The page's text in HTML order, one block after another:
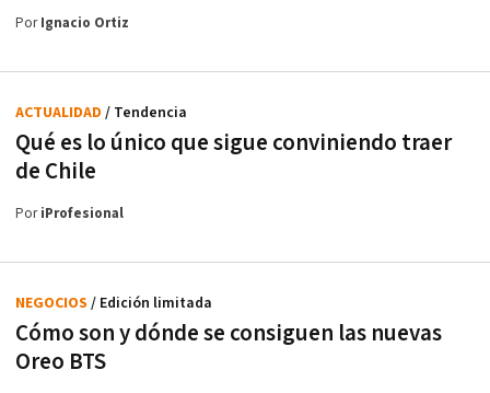
PorIgnacio Ortiz
Qué es lo único que sigue conviniendo traer
de Chile
ACTUALIDAD / Tendencia
PoriProfesional
Cómo son y dónde se consiguen las nuevas
Oreo BTS
NEGOCIOS / Edición limitada